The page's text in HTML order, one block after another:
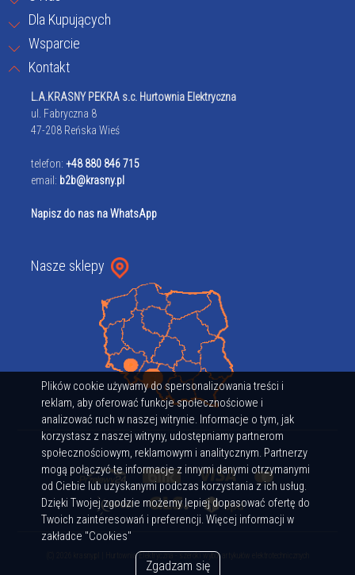
Plików cookie używamy do spersonalizowania treści i
reklam, aby oferować funkcje społecznościowe i
analizować ruch w naszej witrynie. Informacje o tym, jak
korzystasz z naszej witryny, udostępniamy partnerom
społecznościowym, reklamowym i analitycznym. Partnerzy
mogą połączyć te informacje z innymi danymi otrzymanymi
od Ciebie lub uzyskanymi podczas korzystania z ich usług.
Dzięki Twojej zgodzie możemy lepiej dopasować ofertę do
Twoich zainteresowań i preferencji. Więcej informacji w
zakładce "Cookies"
Zgadzam się
Dla Kupujących
Wsparcie
Kontakt
L.A.KRASNY PEKRA s.c. Hurtownia Elektryczna
ul. Fabryczna 8
47-208 Reńska Wieś
telefon: +48 880 846 715
email: b2b@krasny.pl
Napisz do nas na WhatsApp
Nasze sklepy
(C) 2026 krasny.pl | Hurtownia Elektryczna - szeroki wybór artykułów elektrotechnicznych